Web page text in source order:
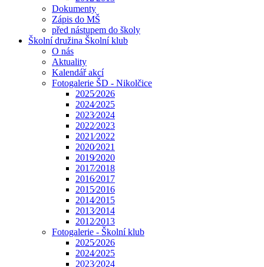
Dokumenty
Zápis do MŠ
před nástupem do školy
Školní družina Školní klub
O nás
Aktuality
Kalendář akcí
Fotogalerie ŠD - Nikolčice
2025⁄2026
2024⁄2025
2023⁄2024
2022⁄2023
2021⁄2022
2020⁄2021
2019⁄2020
2017⁄2018
2016⁄2017
2015⁄2016
2014⁄2015
2013⁄2014
2012⁄2013
Fotogalerie - Školní klub
2025⁄2026
2024⁄2025
2023⁄2024